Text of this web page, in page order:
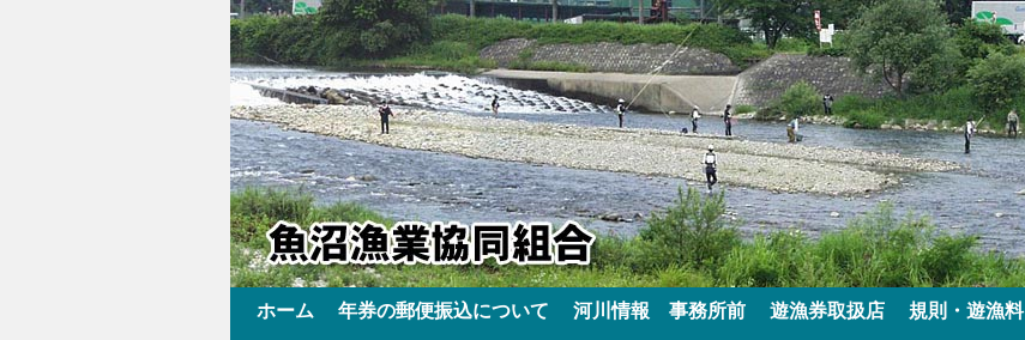
ホーム 年券の郵便振込について 河川情報 事務所前 遊漁券取扱店 規則・遊漁料